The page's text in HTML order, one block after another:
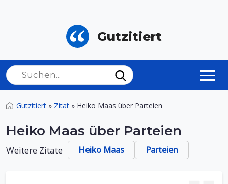
Gutzitiert
Gutzitiert » Zitat » Heiko Maas über Parteien
Heiko Maas über Parteien
Weitere Zitate Heiko Maas Parteien